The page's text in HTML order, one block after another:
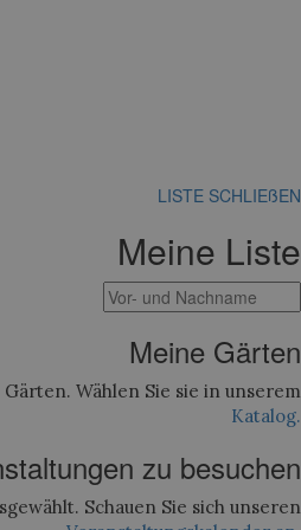
LISTE SCHLIEßEN
Meine Liste
Meine Gärten
Wählen Sie sie in unserem
Katalog.
zu besuchen
Schauen Sie sich unseren